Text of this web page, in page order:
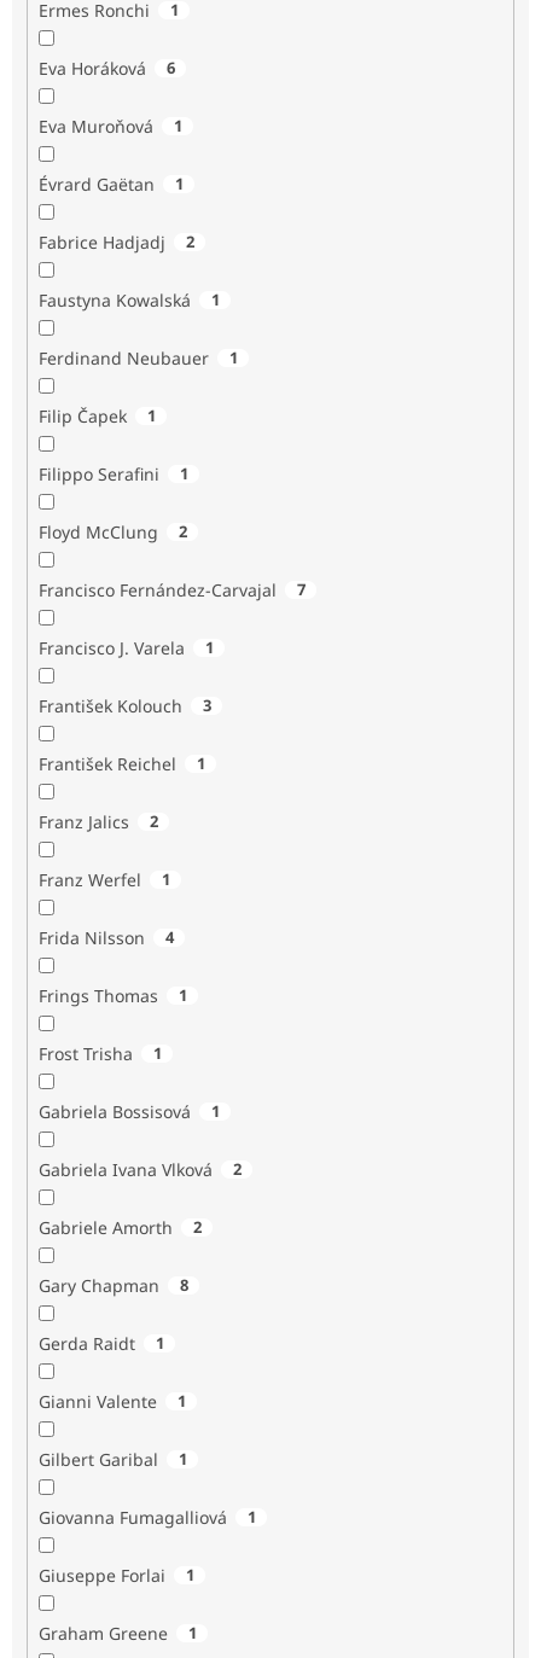
Ermes Ronchi 1
Eva Horáková 6
Eva Muroňová 1
Évrard Gaëtan 1
Fabrice Hadjadj 2
Faustyna Kowalská 1
Ferdinand Neubauer 1
Filip Čapek 1
Filippo Serafini 1
Floyd McClung 2
Francisco Fernández-Carvajal 7
Francisco J. Varela 1
František Kolouch 3
František Reichel 1
Franz Jalics 2
Franz Werfel 1
Frida Nilsson 4
Frings Thomas 1
Frost Trisha 1
Gabriela Bossisová 1
Gabriela Ivana Vlková 2
Gabriele Amorth 2
Gary Chapman 8
Gerda Raidt 1
Gianni Valente 1
Gilbert Garibal 1
Giovanna Fumagalliová 1
Giuseppe Forlai 1
Graham Greene 1